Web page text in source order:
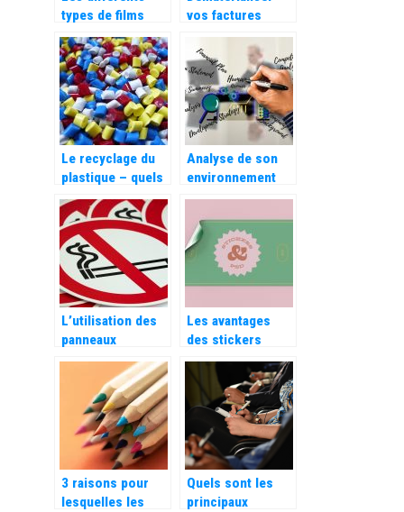
types de films
pour proteger
vos colis
vos factures
grace au facturier
Excel automatique
Le recyclage du
plastique – quels
types de
plastiques
distingue-t-on ?
Analyse de son
environnement
concurrentiel,
que signifie
exactement les
cinq forces de
Porter ?
L’utilisation des
panneaux
d’interdiction
dans les
entreprises
Les avantages
des stickers
personnalisés
pour votre
entreprise
3 raisons pour
lesquelles les
Quels sont les
principaux